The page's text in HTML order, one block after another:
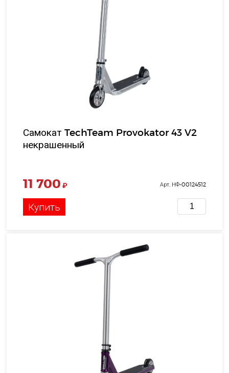
Самокат TechTeam Provokator 43 V2
некрашенный
11 700 ₽ Арт. НФ-00124512
Купить